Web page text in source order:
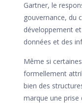
Gartner, le
gouvernance, du
développement
données et des
Même si
formellement
bien des
marque une prise